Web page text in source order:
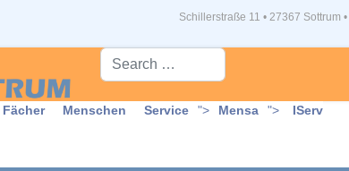
Schillerstraße 11 • 27367 Sottrum •
Suche...
Fächer Menschen Service "> Mensa "> IServ